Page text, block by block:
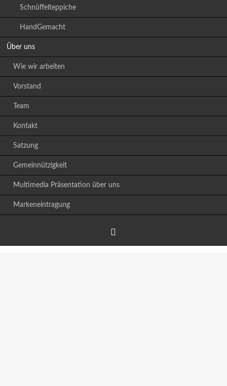
Schnüffelteppiche
HandGemacht
Über uns
Wie wir arbeiten
Vorstand
Team
Kontakt
Satzung
Gemeinnützigkeit
Multimedia Präsentation über uns
Markeneintragung